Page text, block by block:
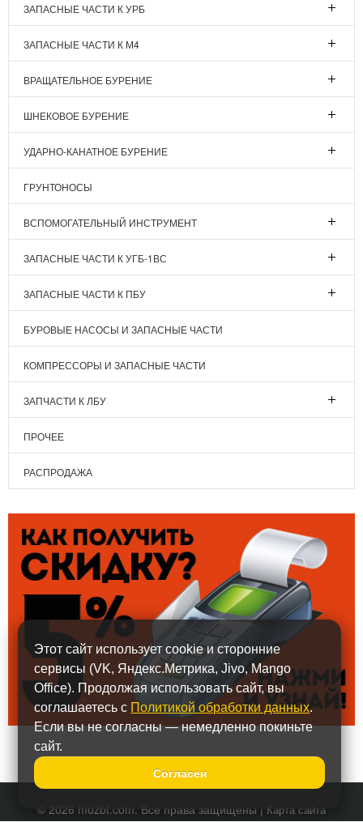
ЗАПАСНЫЕ ЧАСТИ К УРБ
ЗАПАСНЫЕ ЧАСТИ К М4
ВРАЩАТЕЛЬНОЕ БУРЕНИЕ
ШНЕКОВОЕ БУРЕНИЕ
УДАРНО-КАНАТНОЕ БУРЕНИЕ
ГРУНТОНОСЫ
ВСПОМОГАТЕЛЬНЫЙ ИНСТРУМЕНТ
ЗАПАСНЫЕ ЧАСТИ К УГБ-1ВС
ЗАПАСНЫЕ ЧАСТИ К ПБУ
БУРОВЫЕ НАСОСЫ И ЗАПАСНЫЕ ЧАСТИ
КОМПРЕССОРЫ И ЗАПАСНЫЕ ЧАСТИ
ЗАПЧАСТИ К ЛБУ
ПРОЧЕЕ
РАСПРОДАЖА
© 2026 mozbt.com. Все права защищены | Карта сайта
Этот сайт использует cookie и сторонние
сервисы (VK, Яндекс.Метрика, Jivo, Mango
Office). Продолжая использовать сайт, вы
соглашаетесь с Политикой обработки данных.
Если вы не согласны — немедленно покиньте
сайт.
Согласен